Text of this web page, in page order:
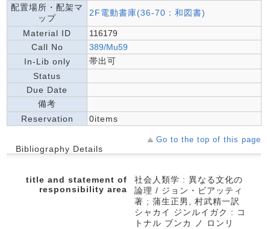
配置場所・配架マ
ップ
2F電動書庫(36-70：和図書)
Material ID
116179
Call No
389/Mu59
In-Lib only
帯出可
Status
Due Date
備考
Reservation
0items
Go to the top of this page
Bibliography Details
title and statement of
responsibility area
社会人類学 : 異なる文化の
論理 / ジョン・ビアッティ
著 ; 蒲生正男, 村武精一訳
シャカイ ジンルイガク : コ
トナル ブンカ ノ ロンリ